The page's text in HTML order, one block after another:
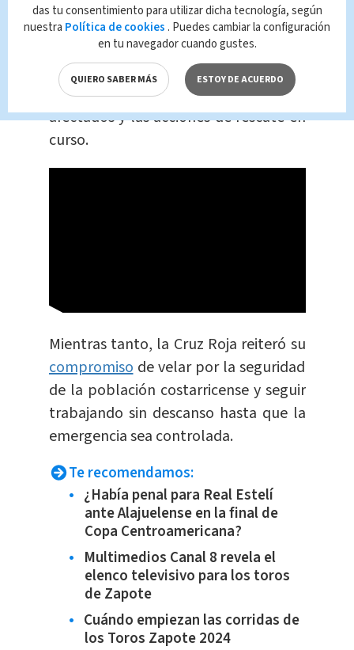
este tipo de emergencias.
A medida que avancen las horas, se
espera que las autoridades emitan
actualizacionessobre el estado de los
afectados y las acciones de rescate en
curso.
Mientras tanto, la Cruz Roja reiteró su
compromisode velar por la seguridad
de la población costarricense y seguir
trabajando sin descanso hasta que la
emergencia sea controlada.
Te recomendamos:
¿Había penal para Real Estelí
ante Alajuelense en la final de
Copa Centroamericana?
Multimedios Canal 8 revela el
elenco televisivo para los toros
de Zapote
Cuándo empiezan las corridas de
los Toros Zapote 2024
das tu consentimiento para utilizar dicha tecnología, según
nuestra Política de cookies . Puedes cambiar la configuración
en tu navegador cuando gustes.
QUIERO SABER MÁS ESTOY DE ACUERDO